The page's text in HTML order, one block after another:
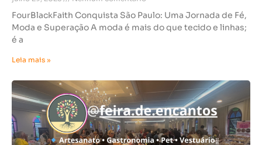
FourBlackFaith Conquista São Paulo: Uma Jornada de Fé,
Moda e Superação A moda é mais do que tecido e linhas;
é a
Leia mais »